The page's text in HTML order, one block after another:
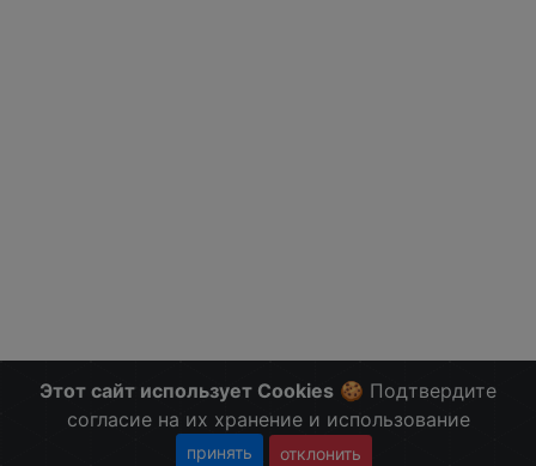
Этот сайт использует Cookies 🍪 Подтвердите
согласие на их хранение и использование
принять отклонить